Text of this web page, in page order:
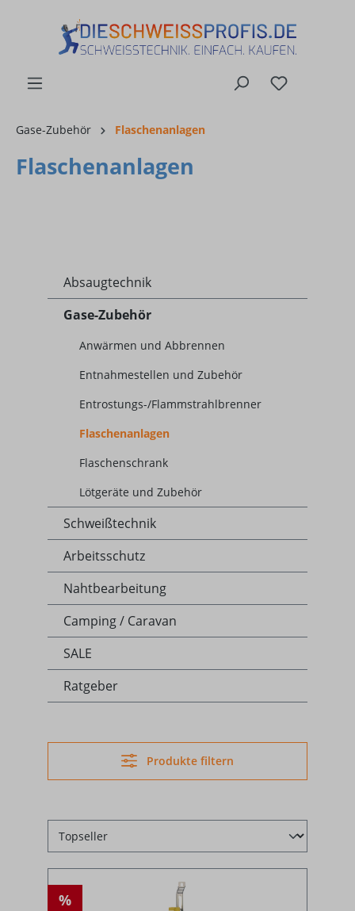
Gase-Zubehör Flaschenanlagen
Flaschenanlagen
Absaugtechnik
Gase-Zubehör
Anwärmen und Abbrennen
Entnahmestellen und Zubehör
Entrostungs-/Flammstrahlbrenner
Flaschenanlagen
Flaschenschrank
Lötgeräte und Zubehör
Schweißtechnik
Arbeitsschutz
Nahtbearbeitung
Camping / Caravan
SALE
Ratgeber
Produkte filtern
%